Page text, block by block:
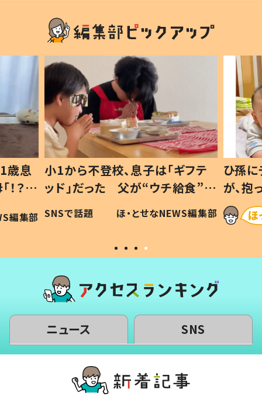
歳息
？」
編集部
小1から不登校、息子は「ギフテ
ッド」だった 父が“ウチ給食”を
作り続ける理由とは #令和の親
#令和の子
SNSで話題 ほ・とせなNEWS編集部
ひ孫
が、
「涙が
い」
ニュース SNS